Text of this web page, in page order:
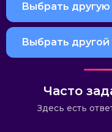
Выбрать другую
Выбрать другой
Часто
Здесь есть